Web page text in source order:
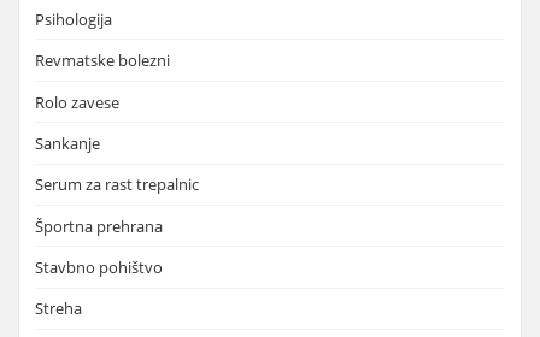
Psihologija
Revmatske bolezni
Rolo zavese
Sankanje
Serum za rast trepalnic
Športna prehrana
Stavbno pohištvo
Streha